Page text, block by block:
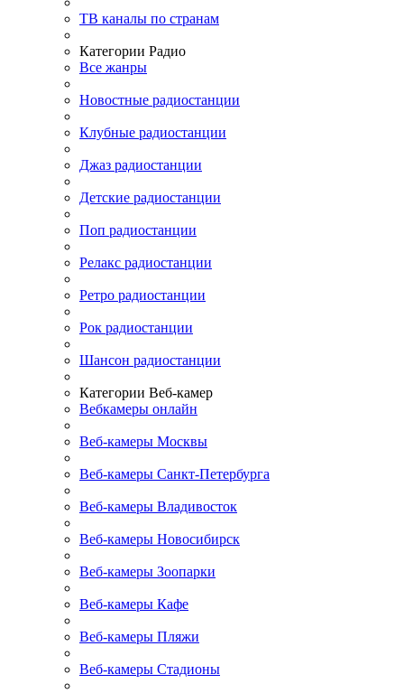
ТВ каналы по странам
Категории Радио
Все жанры
Новостные радиостанции
Клубные радиостанции
Джаз радиостанции
Детские радиостанции
Поп радиостанции
Релакс радиостанции
Ретро радиостанции
Рок радиостанции
Шансон радиостанции
Категории Веб-камер
Вебкамеры онлайн
Веб-камеры Москвы
Веб-камеры Санкт-Петербурга
Веб-камеры Владивосток
Веб-камеры Новосибирск
Веб-камеры Зоопарки
Веб-камеры Кафе
Веб-камеры Пляжи
Веб-камеры Стадионы